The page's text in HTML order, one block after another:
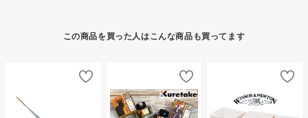
この商品を買った人はこんな商品も買ってます